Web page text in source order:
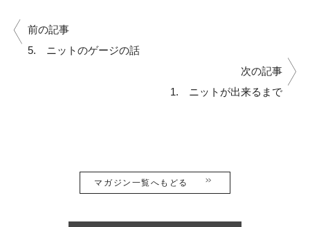
前の記事
5. ニットのゲージの話
次の記事
1. ニットが出来るまで
マガジン一覧へもどる